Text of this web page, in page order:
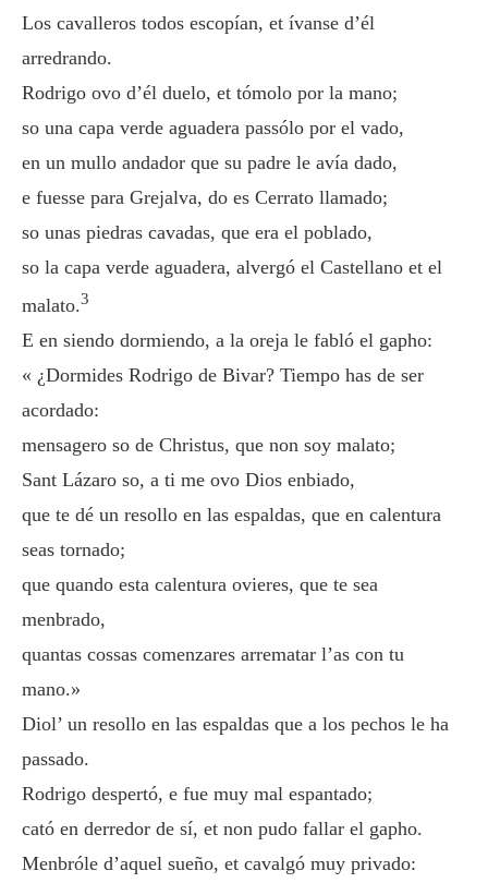
Los cavalleros todos escopían, et ívanse d’él
arredrando.
Rodrigo ovo d’él duelo, et tómolo por la mano;
so una capa verde aguadera passólo por el vado,
en un mullo andador que su padre le avía dado,
e fuesse para Grejalva, do es Cerrato llamado;
so unas piedras cavadas, que era el poblado,
so la capa verde aguadera, alvergó el Castellano et el
malato.3
E en siendo dormiendo, a la oreja le fabló el gapho:
« ¿Dormides Rodrigo de Bivar? Tiempo has de ser
acordado:
mensagero so de Christus, que non soy malato;
Sant Lázaro so, a ti me ovo Dios enbiado,
que te dé un resollo en las espaldas, que en calentura
seas tornado;
que quando esta calentura ovieres, que te sea
menbrado,
quantas cossas comenzares arrematar l’as con tu
mano.»
Diol’ un resollo en las espaldas que a los pechos le ha
passado.
Rodrigo despertó, e fue muy mal espantado;
cató en derredor de sí, et non pudo fallar el gapho.
Menbróle d’aquel sueño, et cavalgó muy privado: